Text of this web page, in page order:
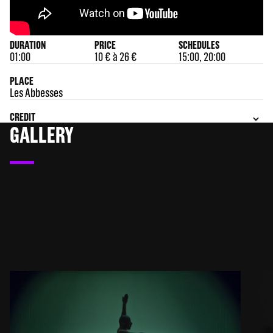
DURATION
01:00
PRICE
10 € à 26 €
SCHEDULES
15:00, 20:00
PLACE
Les Abbesses
CREDIT
GALLERY